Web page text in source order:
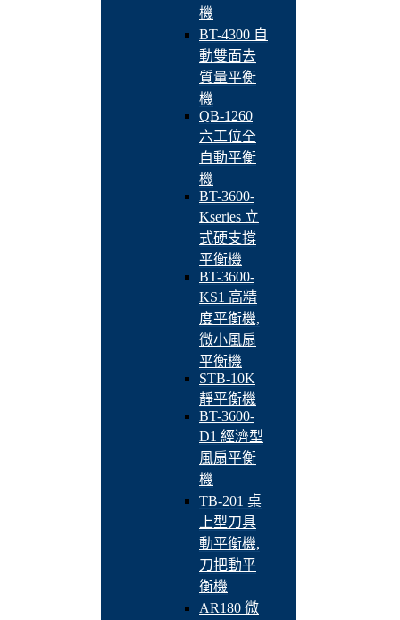
機
BT-4300 自
動雙面去
質量平衡
機
QB-1260
六工位全
自動平衡
機
BT-3600-
Kseries 立
式硬支撐
平衡機
BT-3600-
KS1 高精
度平衡機,
微小風扇
平衡機
STB-10K
靜平衡機
BT-3600-
D1 經濟型
風扇平衡
機
TB-201 桌
上型刀具
動平衡機,
刀把動平
衡機
AR180 微